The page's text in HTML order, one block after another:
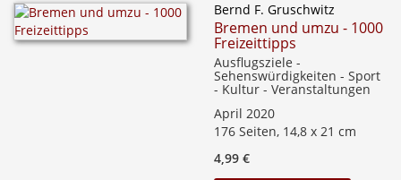
Bernd F. Gruschwitz
Bremen und umzu - 1000
Freizeittipps
Ausflugsziele -
Sehenswürdigkeiten - Sport
- Kultur - Veranstaltungen
April 2020
176 Seiten, 14,8 x 21 cm
4,99 €